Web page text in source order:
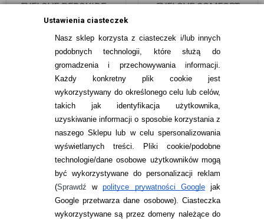
Ustawienia ciasteczek
Nasz sklep korzysta z ciasteczek i/lub innych
podobnych technologii, które służą do
gromadzenia i przechowywania informacji.
Każdy konkretny plik cookie jest
wykorzystywany do określonego celu lub celów,
takich jak identyfikacja użytkownika,
uzyskiwanie informacji o sposobie korzystania z
naszego Sklepu lub w celu spersonalizowania
wyświetlanych treści.
Pliki cookie/podobne
technologie/dane osobowe użytkowników mogą
być wykorzystywane do personalizacji reklam
(Sprawdźwpolityce prywatności Googlejak
Google przetwarza dane osobowe). Ciasteczka
wykorzystywane są przez domeny należące do
EYELOVE PEROXIDE+
360 ML - PŁYN
KONSERWANTÓW
39,99pln
EYELOVE COMFORT
36,99 pln
INFORMACJE KONTAKTOWE
JAK ZAMAWIAĆ?
ZWROTY I REKLAMACJA
WARUNKI ZAKUPÓW